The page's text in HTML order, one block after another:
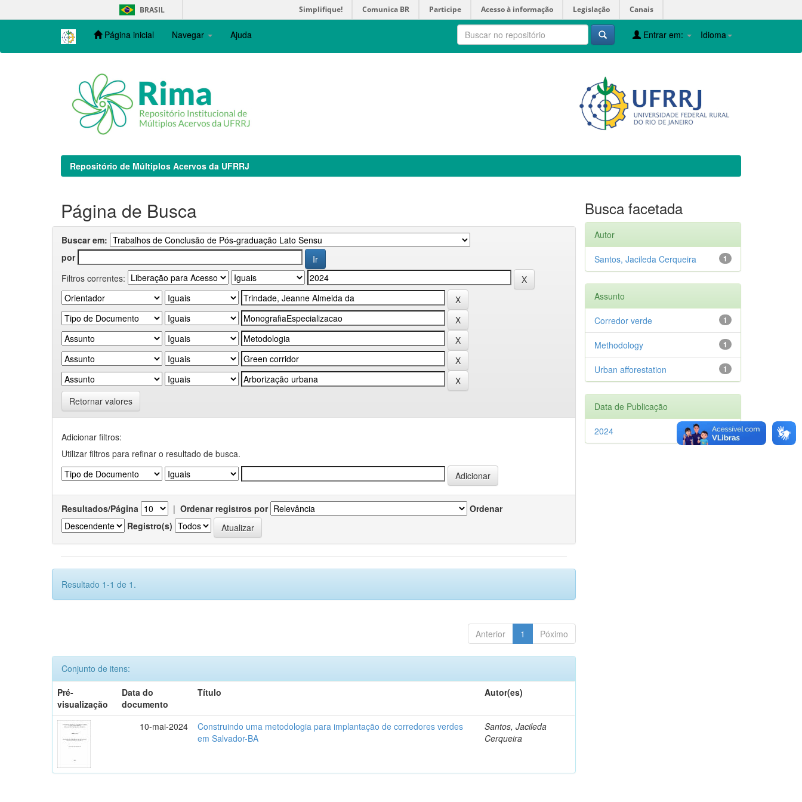
navigation
BRASIL Simplifique! Comunica BR Participe Acesso à informação Legislação Canais
Página inicial Navegar Ajuda Idioma
Entrar em:
Repositório de Múltiplos Acervos da UFRRJ
Página de Busca
Buscar em:
por
Filtros correntes:
Retornar valores
Adicionar filtros:
Utilizar filtros para refinar o resultado de busca.
Resultados/Página | Ordenar registros por
Ordenar
Registro(s)
Resultado 1-1 de 1.
Anterior 1 Póximo
Conjunto de itens:
Pré-
visualização
Data do
documento
Título Autor(es)
10-mai-2024
Construindo uma metodologia para implantação de corredores verdes
em Salvador-BA
Santos, Jacileda
Cerqueira
Busca facetada
Autor
1
Santos, Jacileda Cerqueira
Assunto
1
Corredor verde
1
Methodology
1
Urban afforestation
Data de Publicação
1
2024